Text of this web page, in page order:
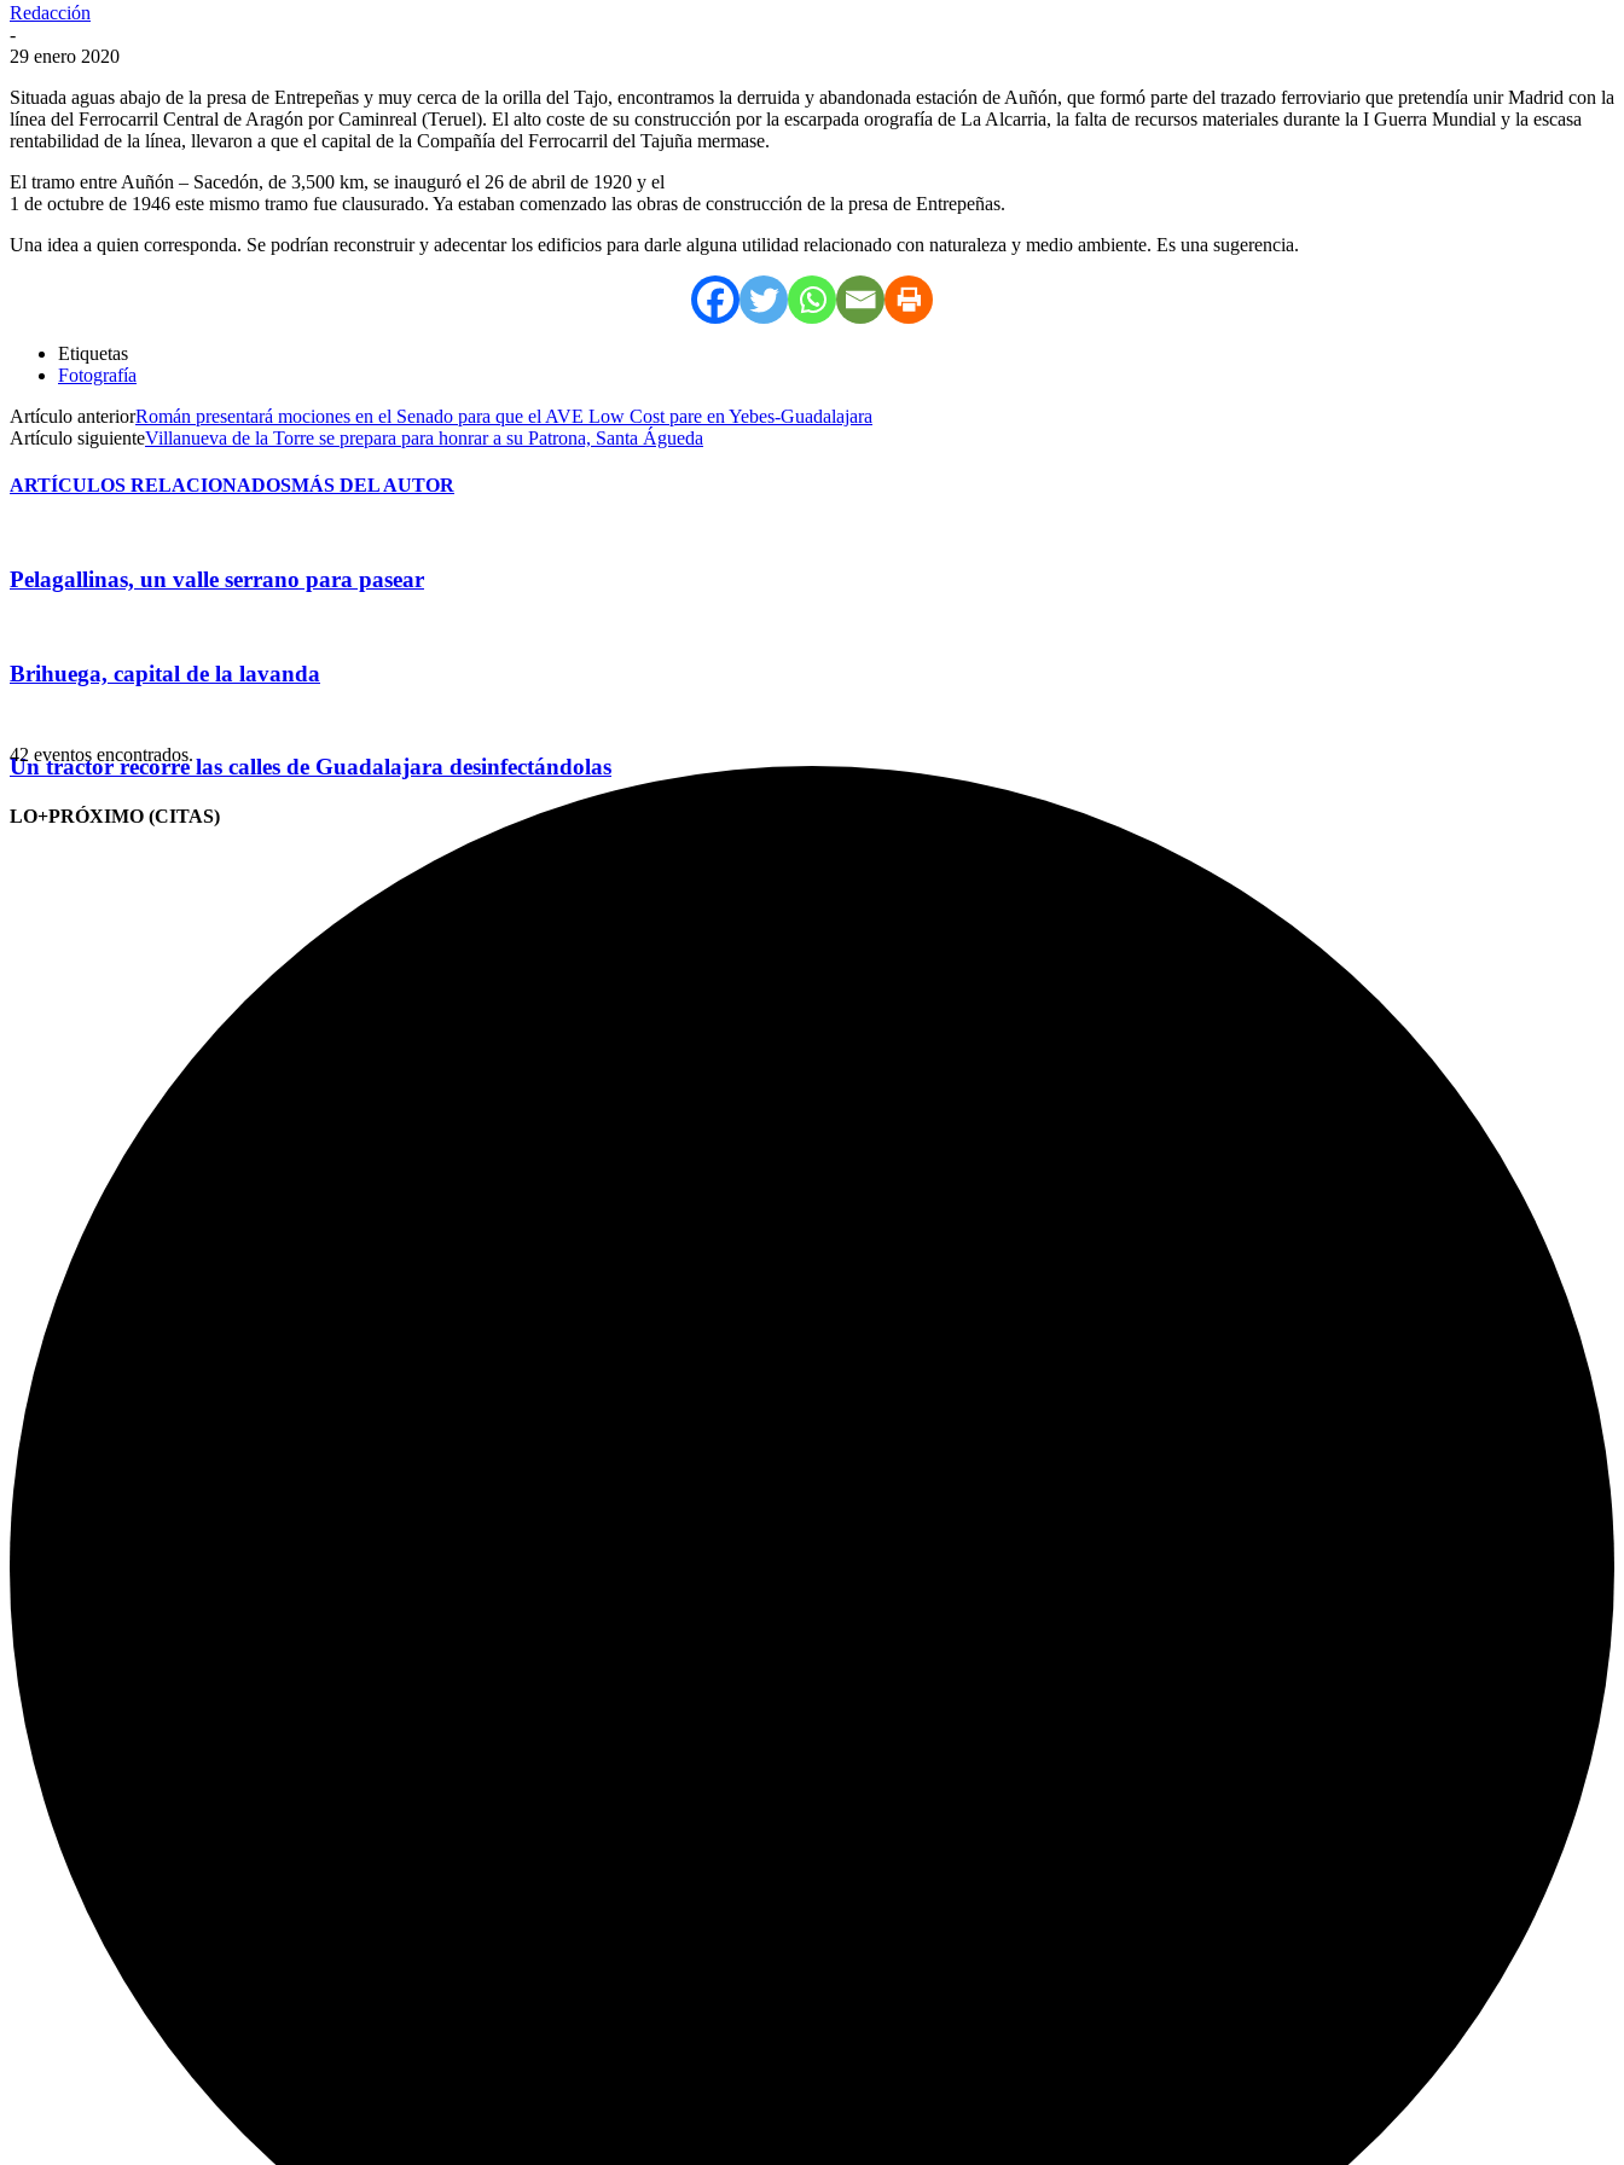
Redacción
-
29 enero 2020
Situada aguas abajo de la presa de Entrepeñas y muy cerca de la orilla del Tajo, encontramos la derruida y abandonada estación de Auñón, que formó parte del trazado ferroviario que pretendía unir Madrid con la
línea del Ferrocarril Central de Aragón por Caminreal (Teruel). El alto coste de su construcción por la escarpada orografía de La Alcarria, la falta de recursos materiales durante la I Guerra Mundial y la escasa
rentabilidad de la línea, llevaron a que el capital de la Compañía del Ferrocarril del Tajuña mermase.
El tramo entre Auñón – Sacedón, de 3,500 km, se inauguró el 26 de abril de 1920 y el
1 de octubre de 1946 este mismo tramo fue clausurado. Ya estaban comenzado las obras de construcción de la presa de Entrepeñas.
Una idea a quien corresponda. Se podrían reconstruir y adecentar los edificios para darle alguna utilidad relacionado con naturaleza y medio ambiente. Es una sugerencia.
Etiquetas
Fotografía
Artículo anteriorRomán presentará mociones en el Senado para que el AVE Low Cost pare en Yebes-Guadalajara
Artículo siguienteVillanueva de la Torre se prepara para honrar a su Patrona, Santa Águeda
ARTÍCULOS RELACIONADOSMÁS DEL AUTOR
Pelagallinas, un valle serrano para pasear
Brihuega, capital de la lavanda
Un tractor recorre las calles de Guadalajara desinfectándolas
LO+PRÓXIMO (CITAS)
42 eventos encontrados.